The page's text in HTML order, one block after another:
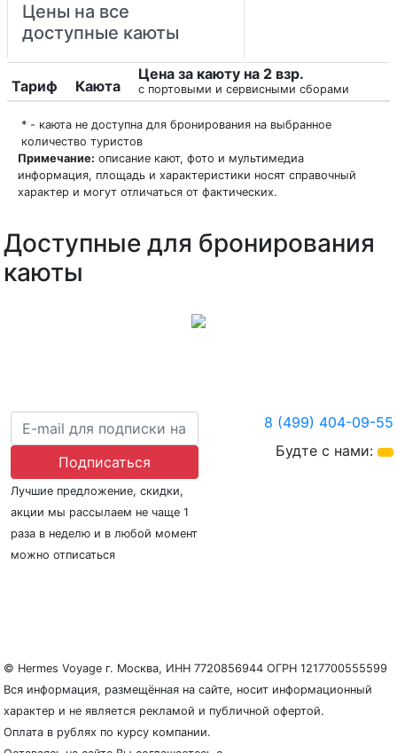
Цены на все
доступные каюты
Тариф Каюта
Цена за каюту на 2 взр.
с портовыми и сервисными сборами
* - каюта не доступна для бронирования на выбранное
количество туристов
Примечание: описание кают, фото и мультимедиа
информация, площадь и характеристики носят справочный
характер и могут отличаться от фактических.
Доступные для бронирования
каюты
© Hermes Voyage г. Москва, ИНН 7720856944 ОГРН 1217700555599
Вся информация, размещённая на сайте, носит информационный
характер и не является рекламой и публичной офертой.
Оплата в рублях по курсу компании.
Подписаться
Лучшие предложение, скидки,
акции мы рассылаем не чаще 1
раза в неделю и в любой момент
можно отписаться
8 (499) 404-09-55
Будте с нами: